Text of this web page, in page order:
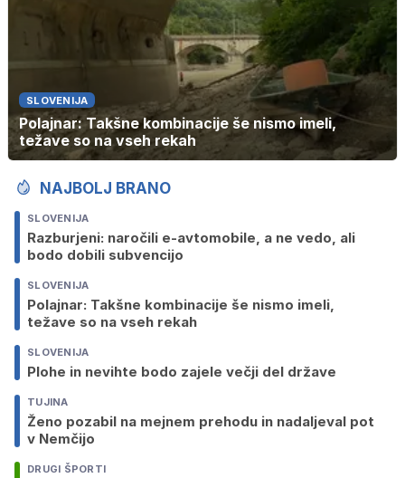
SLOVENIJA
Polajnar: Takšne kombinacije še nismo imeli,
težave so na vseh rekah
NAJBOLJ BRANO
SLOVENIJA
Razburjeni: naročili e-avtomobile, a ne vedo, ali
bodo dobili subvencijo
SLOVENIJA
Polajnar: Takšne kombinacije še nismo imeli,
težave so na vseh rekah
SLOVENIJA
Plohe in nevihte bodo zajele večji del države
TUJINA
Ženo pozabil na mejnem prehodu in nadaljeval pot
v Nemčijo
DRUGI ŠPORTI